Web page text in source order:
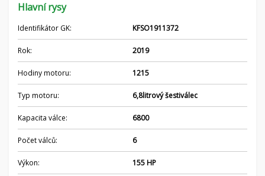
Hlavní rysy
Identifikátor GK: KFSO1911372
Rok: 2019
Hodiny motoru: 1215
Typ motoru: 6,8litrový šestiválec
Kapacita válce: 6800
Počet válců: 6
Výkon: 155 HP